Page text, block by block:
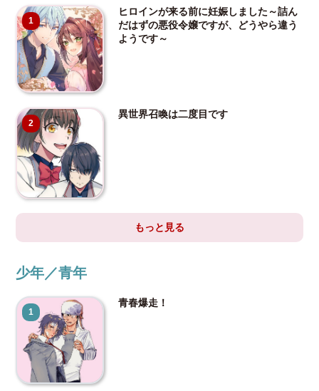
1
ヒロインが来る前に妊娠しました～詰ん
だはずの悪役令嬢ですが、どうやら違う
ようです～
2
異世界召喚は二度目です
もっと見る
少年／青年
1
青春爆走！